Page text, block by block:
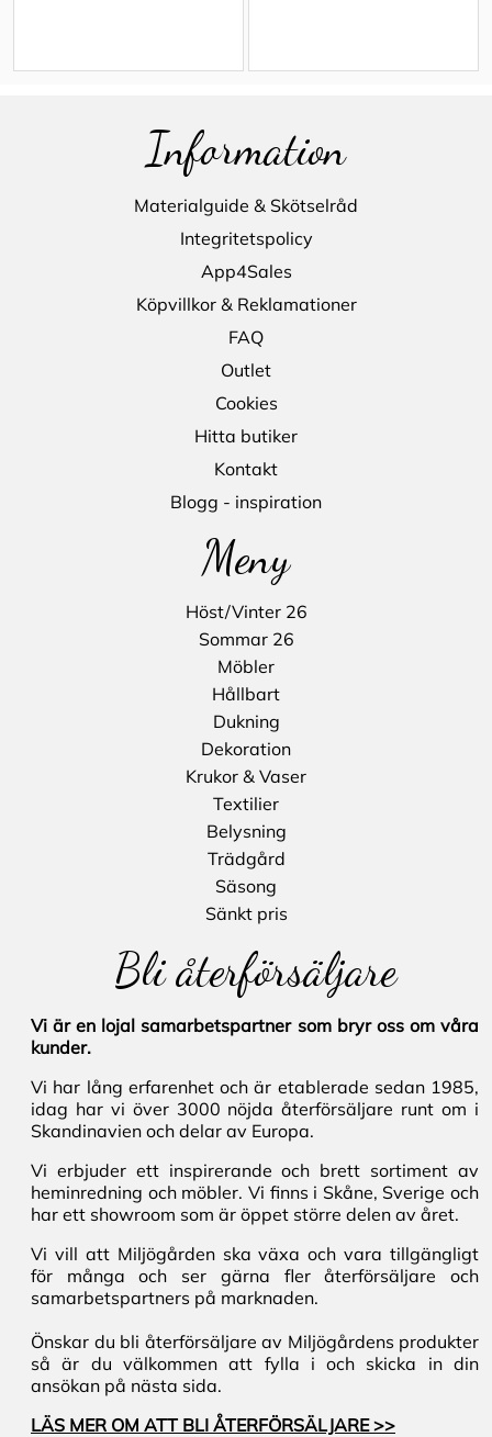
Information
Materialguide & Skötselråd
Integritetspolicy
App4Sales
Köpvillkor & Reklamationer
FAQ
Outlet
Cookies
Hitta butiker
Kontakt
Blogg - inspiration
Meny
Höst/Vinter 26
Sommar 26
Möbler
Hållbart
Dukning
Dekoration
Krukor & Vaser
Textilier
Belysning
Trädgård
Säsong
Sänkt pris
Bli återförsäljare
Vi är en lojal samarbetspartner som bryr oss om våra
kunder.
Vi har lång erfarenhet och är etablerade sedan 1985,
idag har vi över 3000 nöjda återförsäljare runt om i
Skandinavien och delar av Europa.
Vi erbjuder ett inspirerande och brett sortiment av
heminredning och möbler. Vi finns i Skåne, Sverige och
har ett showroom som är öppet större delen av året.
Vi vill att Miljögården ska växa och vara tillgängligt
för många och ser gärna fler återförsäljare och
samarbetspartners på marknaden.
Önskar du bli återförsäljare av Miljögårdens produkter
så är du välkommen att fylla i och skicka in din
ansökan på nästa sida.
LÄS MER OM ATT BLI ÅTERFÖRSÄLJARE >>